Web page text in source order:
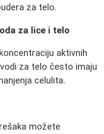
za telo.
za lice i telo
aktivnih
za telo često imaju
celulita.
možete